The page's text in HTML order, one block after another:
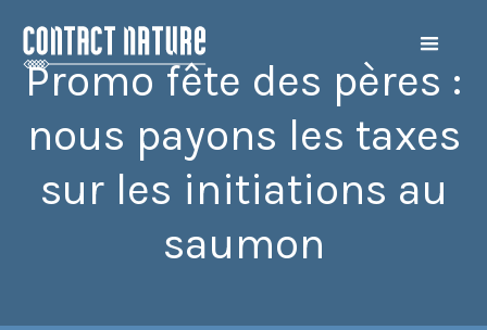
Promo fête des pères :
nous payons les taxes
sur les initiations au
saumon